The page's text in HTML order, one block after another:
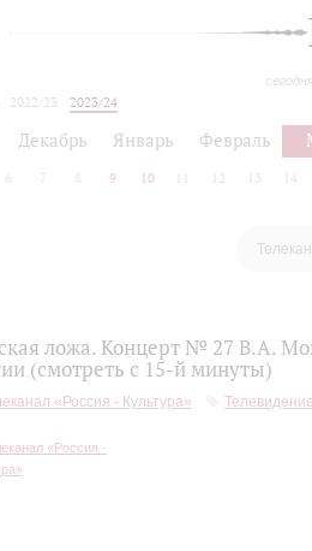
2022/23
2023/24
Декабрь Январь Февраль
6 7 8 9 10 12 13 14
ложа. Концерт № 27 В.А.
(смотреть с 15-й минуты)
«Россия - Культура»